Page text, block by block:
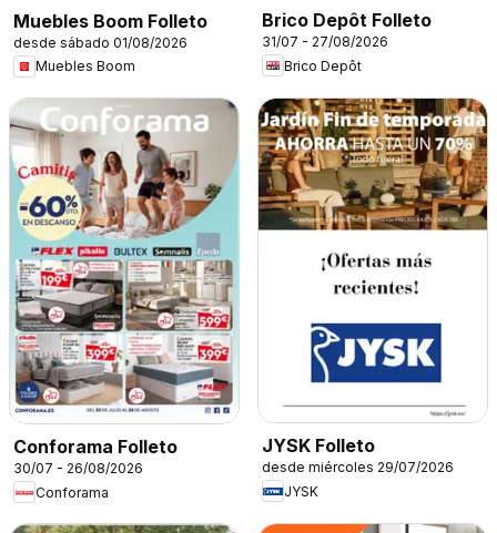
Muebles Boom Folleto
desde sábado 01/08/2026
Muebles Boom
Brico Depôt Folleto
31/07 - 27/08/2026
Brico Depôt
Conforama Folleto
30/07 - 26/08/2026
Conforama
JYSK Folleto
desde miércoles 29/07/2026
JYSK